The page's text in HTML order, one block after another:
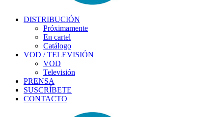
DISTRIBUCIÓN
Próximamente
En cartel
Catálogo
VOD / TELEVISIÓN
VOD
Televisión
PRENSA
SUSCRÍBETE
CONTACTO